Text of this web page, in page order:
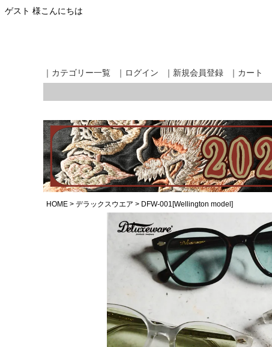
ゲスト 様こんにちは
｜カテゴリー一覧 ｜ログイン ｜新規会員登録 ｜カート
HOME デラックスウエア DFW-001[Wellington model]